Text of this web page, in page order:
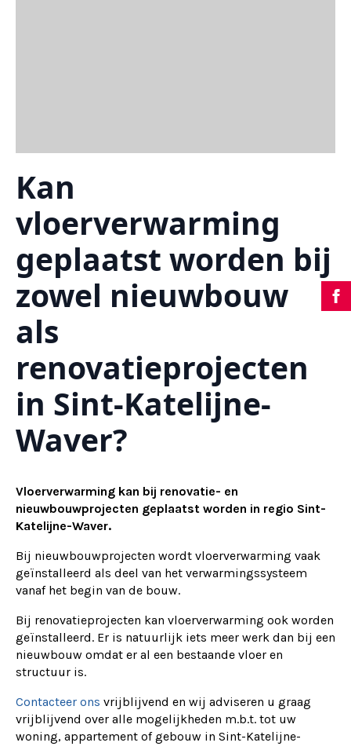
Kan
vloerverwarming
geplaatst worden bij
zowel nieuwbouw
als
renovatieprojecten
in Sint-Katelijne-
Waver?
Vloerverwarming kan bij renovatie- en
nieuwbouwprojecten geplaatst worden in regio Sint-
Katelijne-Waver.
Bij nieuwbouwprojecten wordt vloerverwarming vaak
geïnstalleerd als deel van het verwarmingssysteem
vanaf het begin van de bouw.
Bij renovatieprojecten kan vloerverwarming ook worden
geïnstalleerd. Er is natuurlijk iets meer werk dan bij een
nieuwbouw omdat er al een bestaande vloer en
structuur is.
Contacteer ons vrijblijvend en wij adviseren u graag
vrijblijvend over alle mogelijkheden m.b.t. tot uw
woning, appartement of gebouw in Sint-Katelijne-